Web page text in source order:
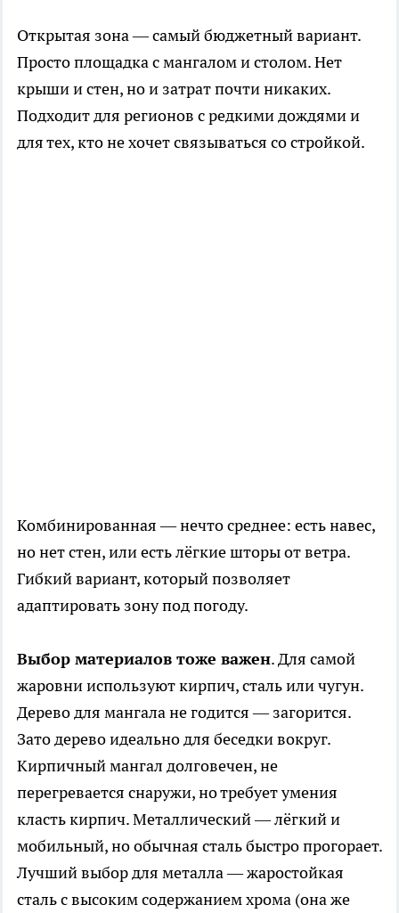
Открытая зона — самый бюджетный вариант.
Просто площадка с мангалом и столом. Нет
крыши и стен, но и затрат почти никаких.
Подходит для регионов с редкими дождями и
для тех, кто не хочет связываться со стройкой.
Комбинированная — нечто среднее: есть навес,
но нет стен, или есть лёгкие шторы от ветра.
Гибкий вариант, который позволяет
адаптировать зону под погоду.
Выбор материалов тоже важен. Для самой
жаровни используют кирпич, сталь или чугун.
Дерево для мангала не годится — загорится.
Зато дерево идеально для беседки вокруг.
Кирпичный мангал долговечен, не
перегревается снаружи, но требует умения
класть кирпич. Металлический — лёгкий и
мобильный, но обычная сталь быстро прогорает.
Лучший выбор для металла — жаростойкая
сталь с высоким содержанием хрома (она же